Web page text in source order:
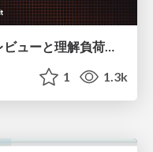
AIコーディングの次。コードレビューと理解負荷を解消して組織の開発生産性を高める
1 1.3k